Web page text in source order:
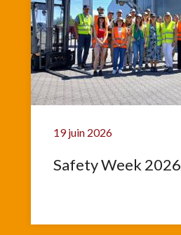
19 juin 2026
Safety Week 2026